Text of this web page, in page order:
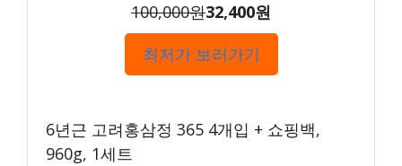
100,000원32,400원
최저가 보러가기
6년근 고려홍삼정 365 4개입 + 쇼핑백,
960g, 1세트